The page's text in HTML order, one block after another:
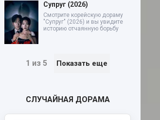
Супруг (2026)
Смотрите корейскую дораму
"Супруг" (2026) и вы увидите
историю отчаянную борьбу
1 из 5 Показать еще
СЛУЧАЙНАЯ ДОРАМА